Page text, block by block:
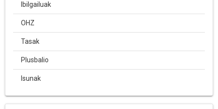
Ibilgailuak
OHZ
Tasak
Plusbalio
Isunak